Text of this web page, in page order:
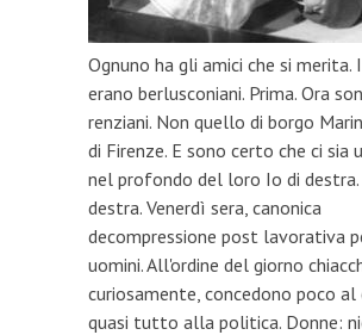
Ognuno ha gli amici che si merita.
erano berlusconiani. Prima. Ora
renziani. Non quello di borgo
di Firenze. E sono certo che ci sia
nel profondo del loro Io di
destra. Venerdì sera, canonica
decompressione post lavorativa
uomini. All'ordine del giorno
curiosamente, concedono poco al
quasi tutto alla politica. Donne: